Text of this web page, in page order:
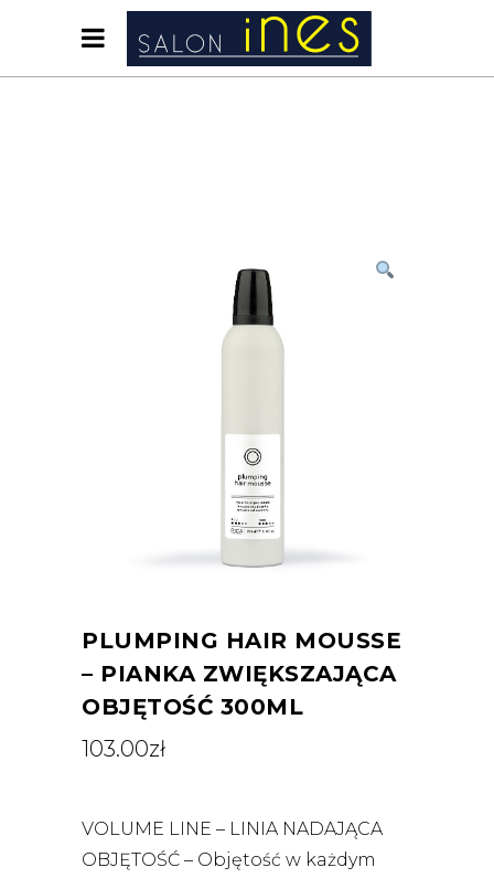
PLUMPING HAIR MOUSSE
– PIANKA ZWIĘKSZAJĄCA
OBJĘTOŚĆ 300ML
103.00zł
VOLUME LINE – LINIA NADAJĄCA
OBJĘTOŚĆ – Objętość w każdym